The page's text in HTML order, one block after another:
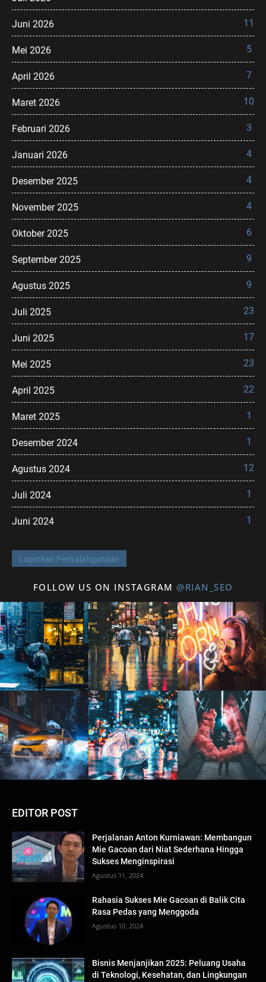
Juni 2026 11
Mei 2026 5
April 2026 7
Maret 2026 10
Februari 2026 3
Januari 2026 4
Desember 2025 4
November 2025 4
Oktober 2025 6
September 2025 9
Agustus 2025 9
Juli 2025 23
Juni 2025 17
Mei 2025 23
April 2025 22
Maret 2025 1
Desember 2024 1
Agustus 2024 12
Juli 2024 1
Juni 2024 1
Laporkan Penyalahgunaan
FOLLOW US ON INSTAGRAM @RIAN_SEO
EDITOR POST
Perjalanan Anton Kurniawan: Membangun
Mie Gacoan dari Niat Sederhana Hingga
Sukses Menginspirasi
Agustus 11, 2024
Rahasia Sukses Mie Gacoan di Balik Cita
Rasa Pedas yang Menggoda
Agustus 10, 2024
Bisnis Menjanjikan 2025: Peluang Usaha
di Teknologi, Kesehatan, dan Lingkungan